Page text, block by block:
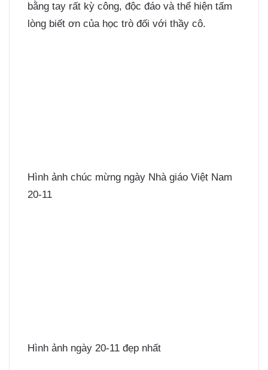
bằng tay rất kỳ công, độc đáo và thể hiện tấm
lòng biết ơn của học trò đối với thầy cô.
Hình ảnh chúc mừng ngày Nhà giáo Việt Nam
20-11
Hình ảnh ngày 20-11 đẹp nhất